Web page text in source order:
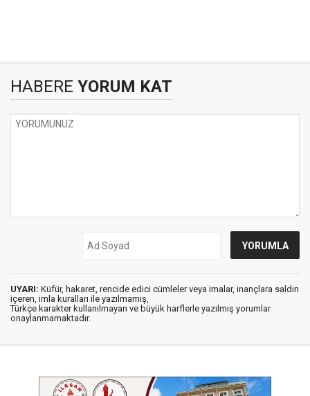
HABERE YORUM KAT
UYARI: Küfür, hakaret, rencide edici cümleler veya imalar, inançlara saldırı
içeren, imla kuralları ile yazılmamış,
Türkçe karakter kullanılmayan ve büyük harflerle yazılmış yorumlar
onaylanmamaktadır.